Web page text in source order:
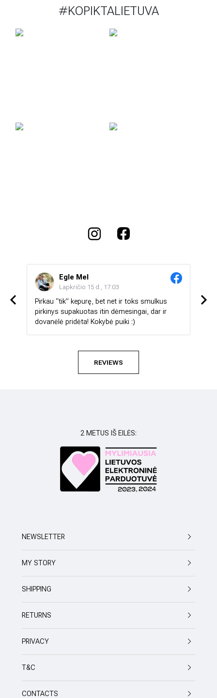
#KOPIKTALIETUVA
Egle Mel
Lapkričio 15 d., 17:03
Pirkau “tik” kepurę, bet net ir toks smulkus
pirkinys supakuotas itin dėmesingai, dar ir
dovanėlė pridėta! Kokybė puiki :)
REVIEWS
2 METUS IŠ EILĖS:
NEWSLETTER
MY STORY
SHIPPING
RETURNS
PRIVACY
T&C
CONTACTS